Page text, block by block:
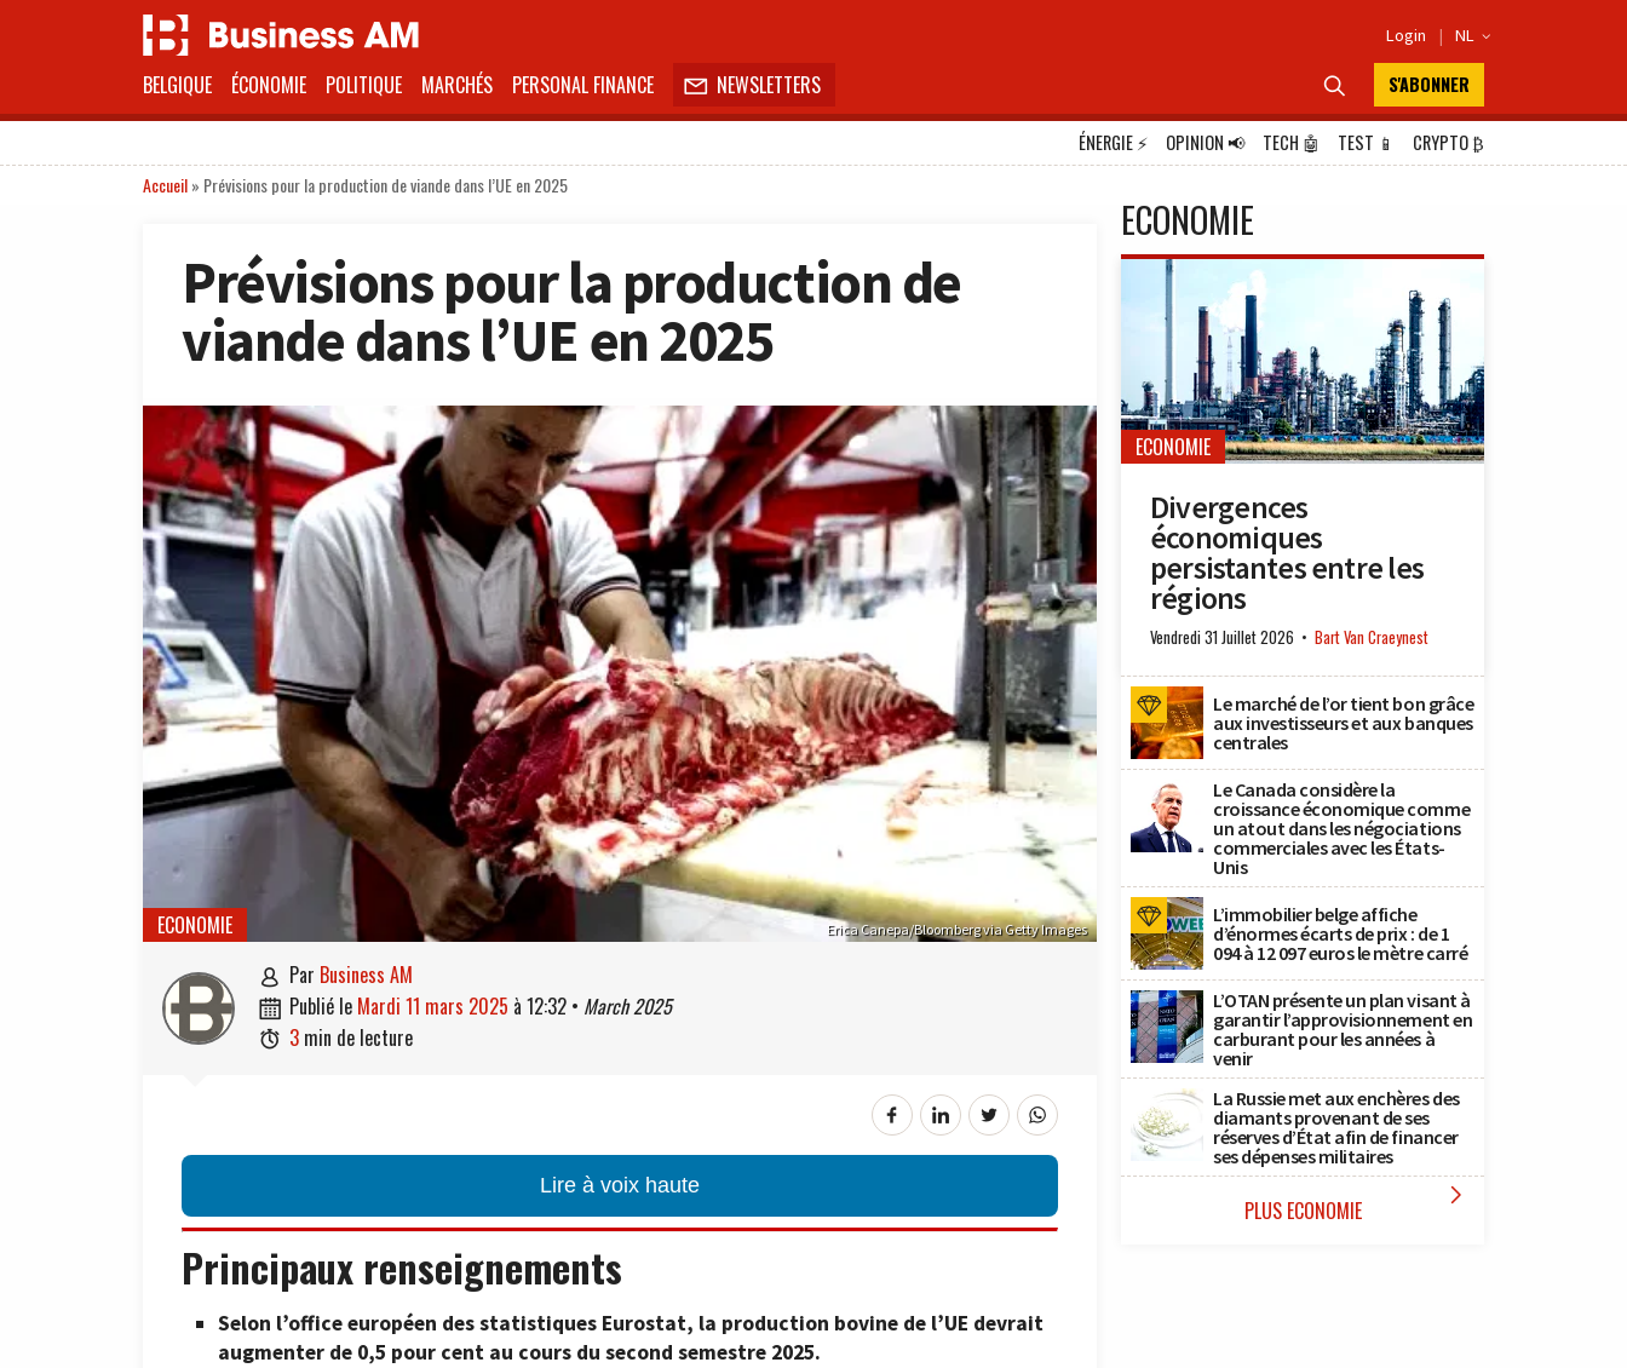
Login | NL 
BELGIQUE ÉCONOMIE POLITIQUE MARCHÉS PERSONAL FINANCE  NEWSLETTERS  S'ABONNER
ÉNERGIE⚡ OPINION📢 TECH 🤖 TEST 📱 CRYPTO₿
Accueil» Prévisions pour la production de viande dans l’UE en 2025
Prévisions pour la production de
viande dans l’UE en 2025
Erica Canepa/Bloomberg via Getty Images
ECONOMIE
 par Business AM
 publié le mardi 11 mars 2025 à 12:32 • March 2025
 3 min de lecture
Lire à voix haute
Principaux renseignements
Selon l’office européen des statistiques Eurostat, la production bovine de l’UE devrait
augmenter de 0,5 pour cent au cours du second semestre 2025.
ECONOMIE
ECONOMIE
Divergences
économiques
persistantes entre les
régions
Vendredi 31 Juillet 2026 Bart Van Craeynest
Le marché de l’or tient bon grâce
aux investisseurs et aux banques
centrales
Le Canada considère la
croissance économique comme
un atout dans les négociations
commerciales avec les États-
Unis
L’immobilier belge affiche
d’énormes écarts de prix : de 1
094 à 12 097 euros le mètre carré
L’OTAN présente un plan visant à
garantir l’approvisionnement en
carburant pour les années à
venir
La Russie met aux enchères des
diamants provenant de ses
réserves d’État afin de financer
ses dépenses militaires
PLUS ECONOMIE 